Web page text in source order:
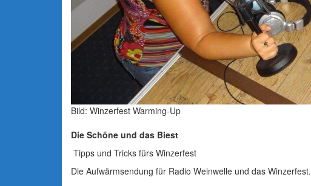
Bild: Winzerfest Warming-Up
Die Schöne und das Biest
Tipps und Tricks fürs Winzerfest
Die Aufwärmsendung für Radio Weinwelle und das Winzerfest.